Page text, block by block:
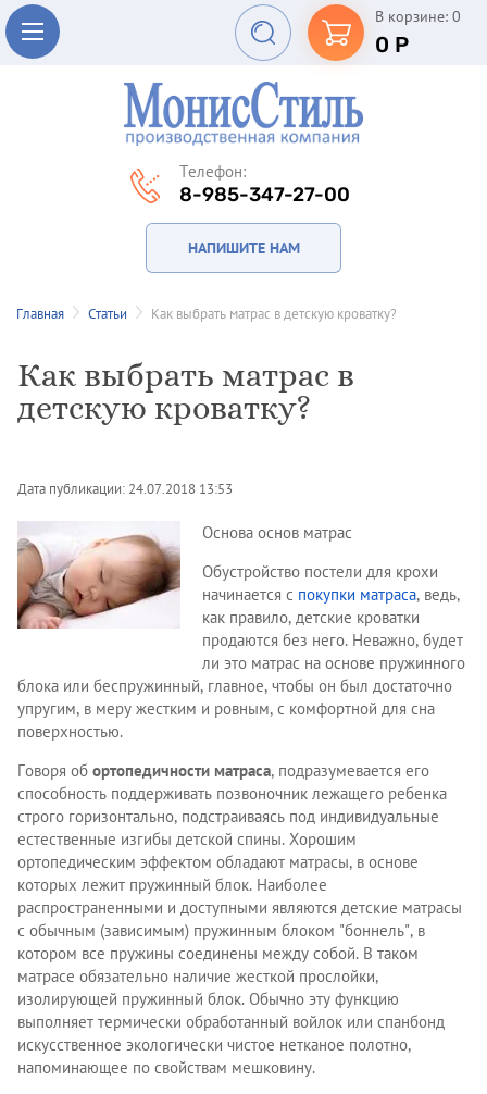
Телефон:
8-985-347-27-00
НАПИШИТЕ НАМ
Главная Статьи Как выбрать матрас в детскую кроватку?
Как выбрать матрас в
детскую кроватку?
Дата публикации: 24.07.2018 13:53
Основа основ матрас
Обустройство постели для крохи
начинается с покупки матраса, ведь,
как правило, детские кроватки
продаются без него. Неважно, будет
ли это матрас на основе пружинного
блока или беспружинный, главное, чтобы он был достаточно
упругим, в меру жестким и ровным, с комфортной для сна
поверхностью.
Говоря об ортопедичности матраса, подразумевается его
способность поддерживать позвоночник лежащего ребенка
строго горизонтально, подстраиваясь под индивидуальные
естественные изгибы детской спины. Хорошим
ортопедическим эффектом обладают матрасы, в основе
которых лежит пружинный блок. Наиболее
распространенными и доступными являются детские матрасы
с обычным (зависимым) пружинным блоком "боннель", в
котором все пружины соединены между собой. В таком
матрасе обязательно наличие жесткой прослойки,
изолирующей пружинный блок. Обычно эту функцию
выполняет термически обработанный войлок или спанбонд
искусственное экологически чистое нетканое полотно,
напоминающее по свойствам мешковину.
В корзине: 0
0 Р